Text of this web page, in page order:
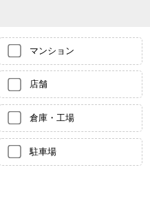
マンション
店舗
倉庫・工場
駐車場